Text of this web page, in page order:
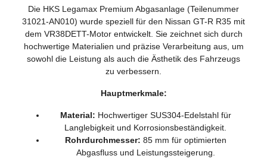
Die HKS Legamax Premium Abgasanlage (Teilenummer
31021-AN010) wurde speziell für den Nissan GT-R R35 mit
dem VR38DETT-Motor entwickelt. Sie zeichnet sich durch
hochwertige Materialien und präzise Verarbeitung aus, um
sowohl die Leistung als auch die Ästhetik des Fahrzeugs
zu verbessern.
Hauptmerkmale:
Material: Hochwertiger SUS304-Edelstahl für
Langlebigkeit und Korrosionsbeständigkeit.
Rohrdurchmesser: 85 mm für optimierten
Abgasfluss und Leistungssteigerung.